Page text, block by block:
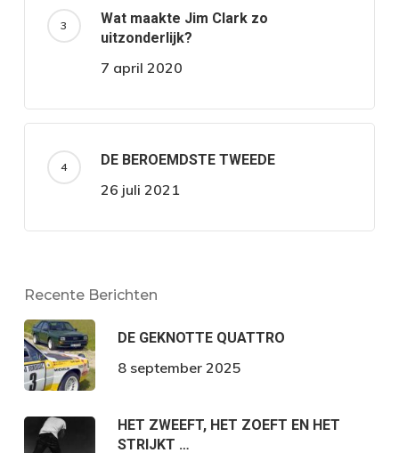
Wat maakte Jim Clark zo
uitzonderlijk?
7 april 2020
DE BEROEMDSTE TWEEDE
26 juli 2021
Recente Berichten
DE GEKNOTTE QUATTRO
8 september 2025
HET ZWEEFT, HET ZOEFT EN HET
STRIJKT …